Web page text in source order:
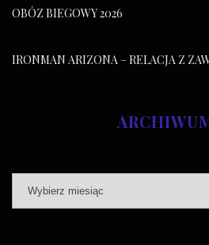
OBÓZ BIEGOWY 2026
IRONMAN ARIZONA – RELACJA Z